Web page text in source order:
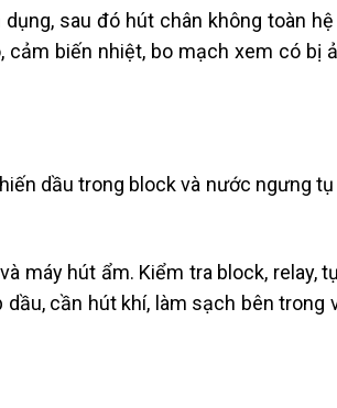
sau đó hút chân không toàn
biến nhiệt, bo mạch xem có bị
dầu trong block và nước ngưng
máy hút ẩm. Kiểm tra block, relay,
cần hút khí, làm sạch bên trong